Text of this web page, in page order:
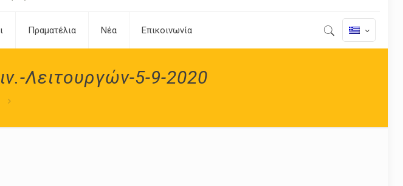
Πραματέλια Νέα Επικοινωνία
Λειτουργών-5-9-2020